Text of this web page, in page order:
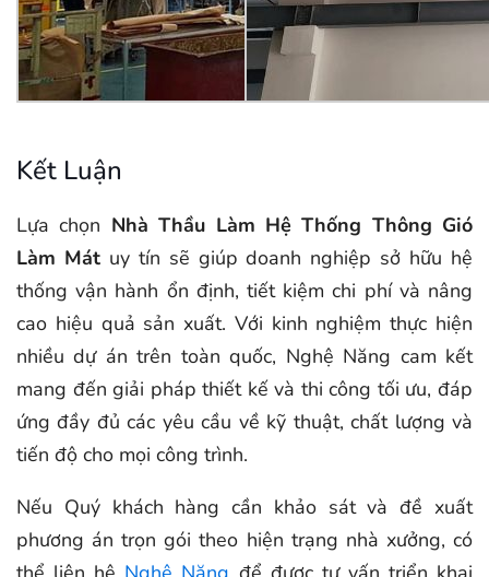
Kết Luận
Lựa chọn Nhà Thầu Làm Hệ Thống Thông Gió
Làm Mátuy tín sẽ giúp doanh nghiệp sở hữu hệ
thống vận hành ổn định, tiết kiệm chi phí và nâng
cao hiệu quả sản xuất. Với kinh nghiệm thực hiện
nhiều dự án trên toàn quốc, Nghệ Năng cam kết
mang đến giải pháp thiết kế và thi công tối ưu, đáp
ứng đầy đủ các yêu cầu về kỹ thuật, chất lượng và
tiến độ cho mọi công trình.
Nếu Quý khách hàng cần khảo sát và đề xuất
phương án trọn gói theo hiện trạng nhà xưởng, có